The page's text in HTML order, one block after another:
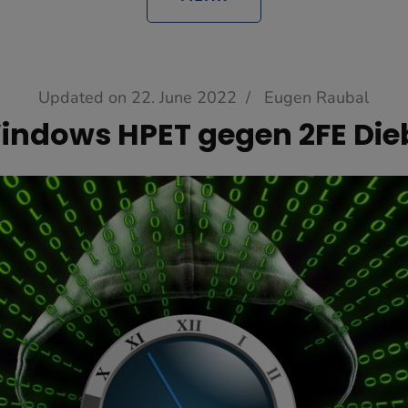
Updated on 22. June 2022 / Eugen Raubal
HPET gegen 2FE